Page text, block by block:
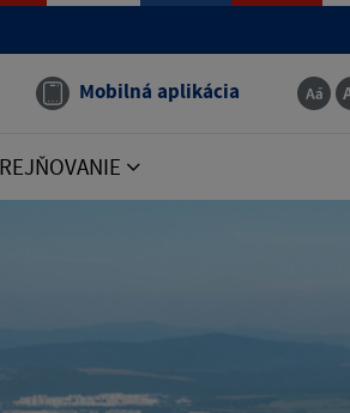
Mobilná aplikácia